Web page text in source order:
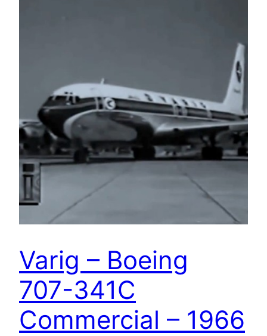
Varig – Boeing
707-341C
Commercial – 1966